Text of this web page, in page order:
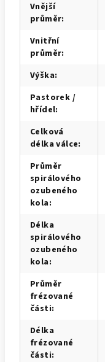
Vnější
průměr:
Vnitřní
průměr:
Výška:
Pastorek /
hřídel:
Celková
délka válce:
Průměr
spirálového
ozubeného
kola:
Délka
spirálového
ozubeného
kola:
Průměr
frézované
části:
Délka
frézované
části: